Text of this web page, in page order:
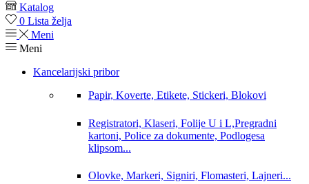
Katalog
0 Lista želja
Meni
Meni
Kancelarijski pribor
Papir, Koverte, Etikete, Stickeri, Blokovi
Registratori, Klaseri, Folije U i L,Pregradni
kartoni, Police za dokumente, Podlogesa
klipsom...
Olovke, Markeri, Signiri, Flomasteri, Lajneri...